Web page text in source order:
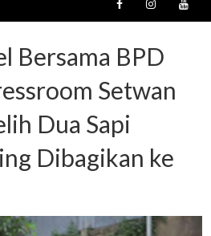
Bersama BPD
Setwan
Dua Sapi
Dibagikan ke